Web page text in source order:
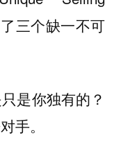
三个缺一不可
是你独有的？
手。